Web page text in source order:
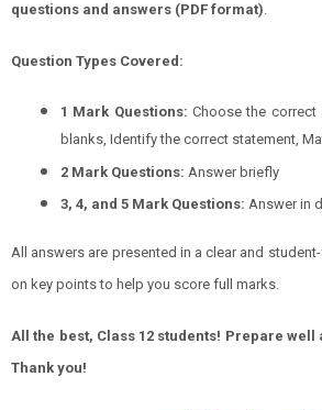
questions and answers (PDF format).
Question Types Covered:
1 Mark Questions: Choose the correct
blanks, Identify the correct statement,
2 Mark Questions: Answer briefly
3, 4, and 5 Mark Questions: Answer in
All answers are presented in a clear and
on key points to help you score full marks.
All the best, Class 12 students! Prepare
Thank you!